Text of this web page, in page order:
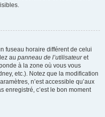
fuseau horaire différent de celui
au panneau de l’utilisateuret
à la zone où vous vous
etc.). Notez que la modification
n’est accessible qu’aux
enregistré, c’est le bon moment